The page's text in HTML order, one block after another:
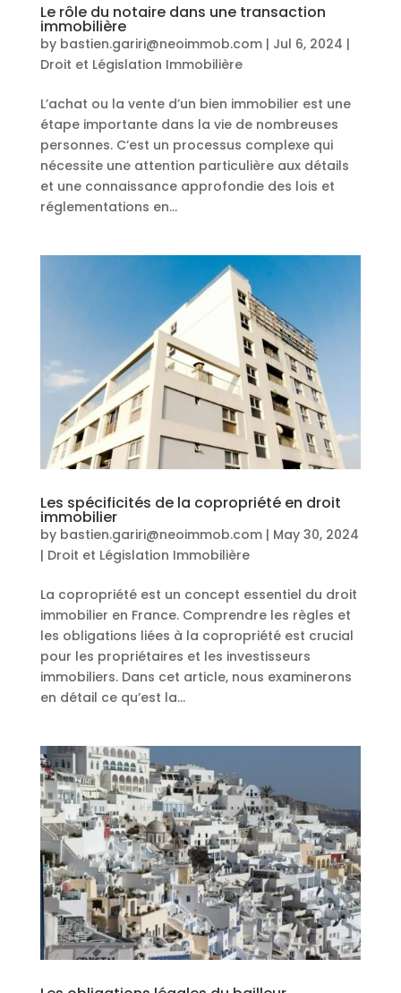
Le rôle du notaire dans une transaction
immobilière
by bastien.gariri@neoimmob.com| Jul 6, 2024 |
Droit et Législation Immobilière
L’achat ou la vente d’un bien immobilier est une
étape importante dans la vie de nombreuses
personnes. C’est un processus complexe qui
nécessite une attention particulière aux détails
et une connaissance approfondie des lois et
réglementations en...
Les spécificités de la copropriété en droit
immobilier
by bastien.gariri@neoimmob.com| May 30, 2024
| Droit et Législation Immobilière
La copropriété est un concept essentiel du droit
immobilier en France. Comprendre les règles et
les obligations liées à la copropriété est crucial
pour les propriétaires et les investisseurs
immobiliers. Dans cet article, nous examinerons
en détail ce qu’est la...